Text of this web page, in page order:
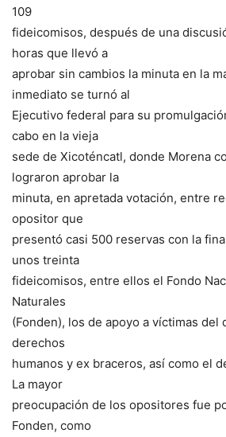
109
fideicomisos, después de una
horas que llevó a
aprobar sin cambios la minuta en la
inmediato se turnó al
Ejecutivo federal para su
cabo en la vieja
sede de Xicoténcatl, donde Morena
lograron aprobar la
minuta, en apretada votación, entre
opositor que
presentó casi 500 reservas con la
unos treinta
fideicomisos, entre ellos el Fondo
Naturales
(Fonden), los de apoyo a víctimas
derechos
humanos y ex braceros, así como el
La mayor
preocupación de los opositores fue
Fonden, como